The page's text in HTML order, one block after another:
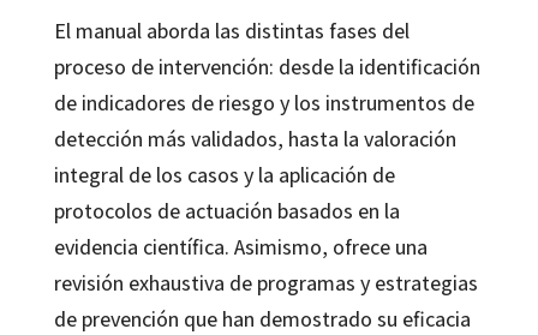
El manual aborda las distintas fases del
proceso de intervención: desde la identificación
de indicadores de riesgo y los instrumentos de
detección más validados, hasta la valoración
integral de los casos y la aplicación de
protocolos de actuación basados en la
evidencia científica. Asimismo, ofrece una
revisión exhaustiva de programas y estrategias
de prevención que han demostrado su eficacia